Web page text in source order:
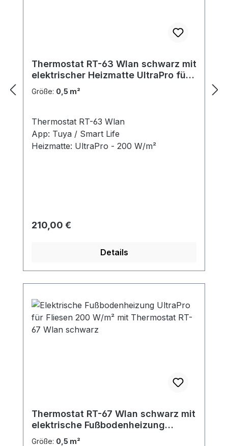
Thermostat RT-63 Wlan schwarz mit
elektrischer Heizmatte UltraPro für
Fliesen 200 W/m²
Größe: 0,5 m²
Thermostat RT-63 Wlan
App: Tuya / Smart Life
Heizmatte: UltraPro - 200 W/m²
Regulärer Preis:
210,00 €
Details
Thermostat RT-67 Wlan schwarz mit
elektrische Fußbodenheizung
UltraPro 200 für Fliesen
Größe: 0,5 m²